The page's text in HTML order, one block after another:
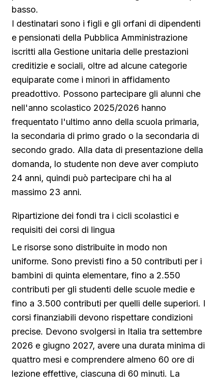
basso.
I destinatari sono i figli e gli orfani di dipendenti
e pensionati della Pubblica Amministrazione
iscritti alla Gestione unitaria delle prestazioni
creditizie e sociali, oltre ad alcune categorie
equiparate come i minori in affidamento
preadottivo. Possono partecipare gli alunni che
nell'anno scolastico 2025/2026 hanno
frequentato l'ultimo anno della scuola primaria,
la secondaria di primo grado o la secondaria di
secondo grado. Alla data di presentazione della
domanda, lo studente non deve aver compiuto
24 anni, quindi può partecipare chi ha al
massimo 23 anni.
Ripartizione dei fondi tra i cicli scolastici e
requisiti dei corsi di lingua
Le risorse sono distribuite in modo non
uniforme. Sono previsti fino a 50 contributi per i
bambini di quinta elementare, fino a 2.550
contributi per gli studenti delle scuole medie e
fino a 3.500 contributi per quelli delle superiori. I
corsi finanziabili devono rispettare condizioni
precise. Devono svolgersi in Italia tra settembre
2026 e giugno 2027, avere una durata minima di
quattro mesi e comprendere almeno 60 ore di
lezione effettive, ciascuna di 60 minuti. La